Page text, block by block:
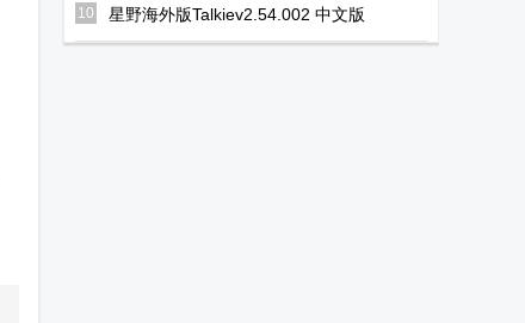
10 星野海外版Talkiev2.54.002 中文版